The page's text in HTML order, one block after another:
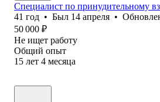
Специалист по принудительному
41 год • Был 14 апреля •
50 000 ₽
Не ищет работу
Общий опыт
15 лет 4 месяца